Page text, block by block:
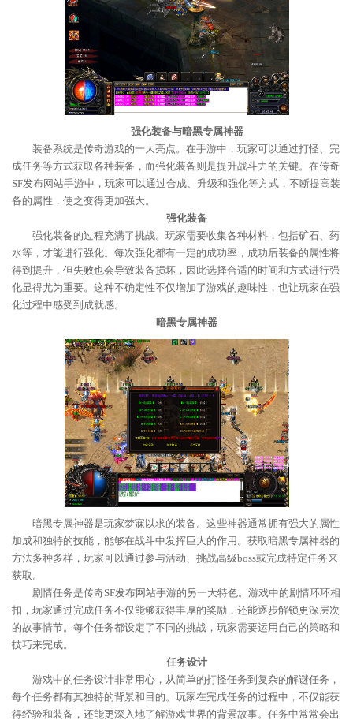
强化装备与暗黑专属神器
装备系统是传奇游戏的一大亮点。在手游中，玩家可以通过打怪、完
成任务等方式获取各种装备，而强化装备则是提升战斗力的关键。在传奇
SF发布网站手游中，玩家可以通过合成、升级和强化等方式，不断提高装
备的属性，使之变得更加强大。
强化装备
强化装备的过程充满了挑战。玩家需要收集各种材料，包括矿石、药
水等，才能进行强化。每次强化都有一定的成功率，成功后装备的属性将
得到提升，但失败也会导致装备损坏，因此选择合适的时间和方式进行强
化显得尤为重要。这种不确定性不仅增加了游戏的趣味性，也让玩家在强
化过程中感受到成就感。
暗黑专属神器
暗黑专属神器是玩家梦寐以求的装备。这些神器通常拥有强大的属性
加成和独特的技能，能够在战斗中发挥巨大的作用。获取暗黑专属神器的
方法多种多样，玩家可以通过参与活动、挑战高级boss或完成特定任务来
获取。
剧情任务是传奇SF发布网站手游的另一大特色。游戏中的剧情环环相
扣，玩家通过完成任务不仅能够获得丰厚的奖励，还能逐步解锁更深层次
的故事情节。每个任务都设定了不同的挑战，玩家需要运用自己的策略和
技巧来完成。
任务设计
游戏中的任务设计非常用心，从简单的打怪任务到复杂的解谜任务，
每个任务都有其独特的背景和目的。玩家在完成任务的过程中，不仅能获
得经验和装备，还能更深入地了解游戏世界的背景故事。任务中常常会出